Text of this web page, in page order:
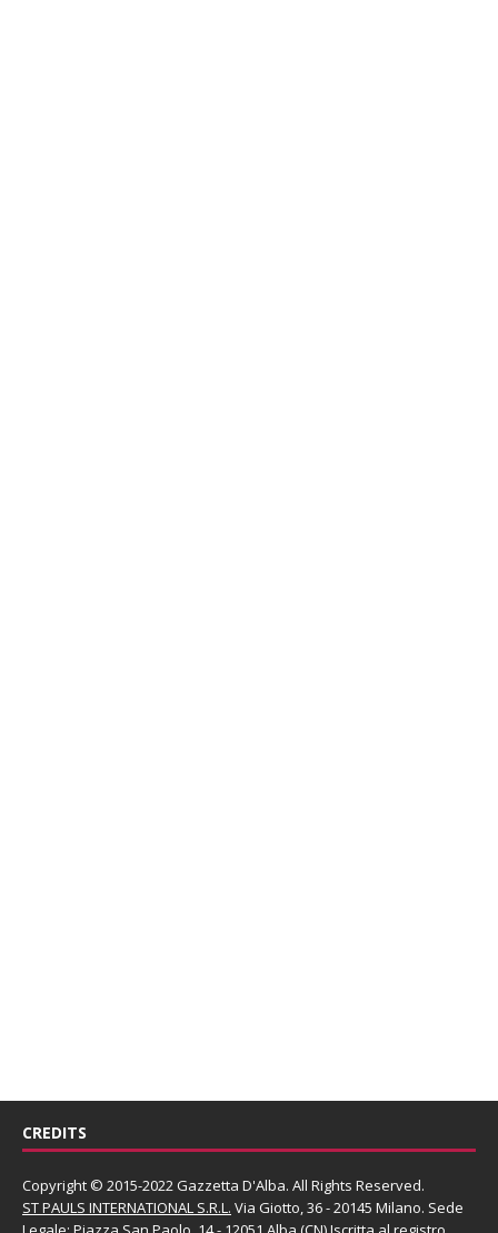
CREDITS
Copyright © 2015-2022 Gazzetta D'Alba. All Rights Reserved.
ST PAULS INTERNATIONAL S.R.L. Via Giotto, 36 - 20145 Milano. Sede